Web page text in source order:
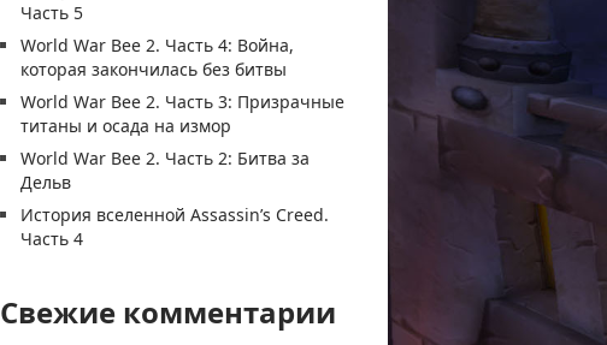
Часть 5
World War Bee 2. Часть 4: Война,
которая закончилась без битвы
World War Bee 2. Часть 3: Призрачные
титаны и осада на измор
World War Bee 2. Часть 2: Битва за
Дельв
История вселенной Assassin’s Creed.
Часть 4
Свежие комментарии